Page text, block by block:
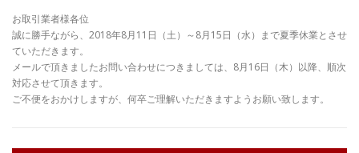
お取引業者様各位
誠に勝手ながら、2018年8月11日（土）～8月15日（水）まで夏季休業とさせ
ていただきます。
メールで頂きましたお問い合わせにつきましては、8月16日（木）以降、順次
対応させて頂きます。
ご不便をおかけしますが、何卒ご理解いただきますようお願い致します。